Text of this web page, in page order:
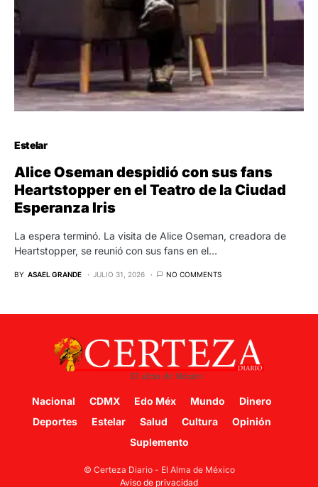
Estelar
Alice Oseman despidió con sus fans
Heartstopper en el Teatro de la Ciudad
Esperanza Iris
La espera terminó. La visita de Alice Oseman, creadora de
Heartstopper, se reunió con sus fans en el…
BY ASAEL GRANDE JULIO 31, 2026 NO COMMENTS
Nacional CDMX Edo Méx Mundo
Dinero
Deportes
Estelar Salud Cultura
Opinión
Suplemento
© Certeza Diario - El Alma de México
Aviso de privacidad